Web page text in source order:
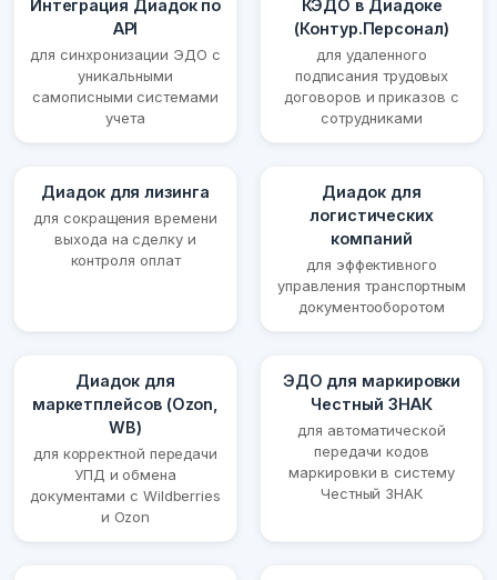
Интеграция Диадок по
API
для синхронизации ЭДО с
уникальными
самописными системами
учета
КЭДО в Диадоке
(Контур.Персонал)
для удаленного
подписания трудовых
договоров и приказов с
сотрудниками
Диадок для лизинга
для сокращения времени
выхода на сделку и
контроля оплат
Диадок для
логистических
компаний
для эффективного
управления транспортным
документооборотом
Диадок для
маркетплейсов (Ozon,
WB)
для корректной передачи
УПД и обмена
документами с Wildberries
и Ozon
ЭДО для маркировки
Честный ЗНАК
для автоматической
передачи кодов
маркировки в систему
Честный ЗНАК